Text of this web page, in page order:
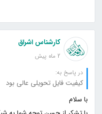
کارشناس اشراق
2 ماه پیش
در پاسخ به:
کیفیت فایل تحویلی عالی بود